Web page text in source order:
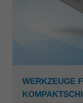
WERKZEUGE